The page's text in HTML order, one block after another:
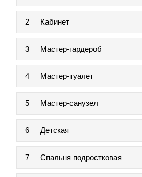
2 Кабинет
3 Мастер-гардероб
4 Мастер-туалет
5 Мастер-санузел
6 Детская
7 Спальня подростковая